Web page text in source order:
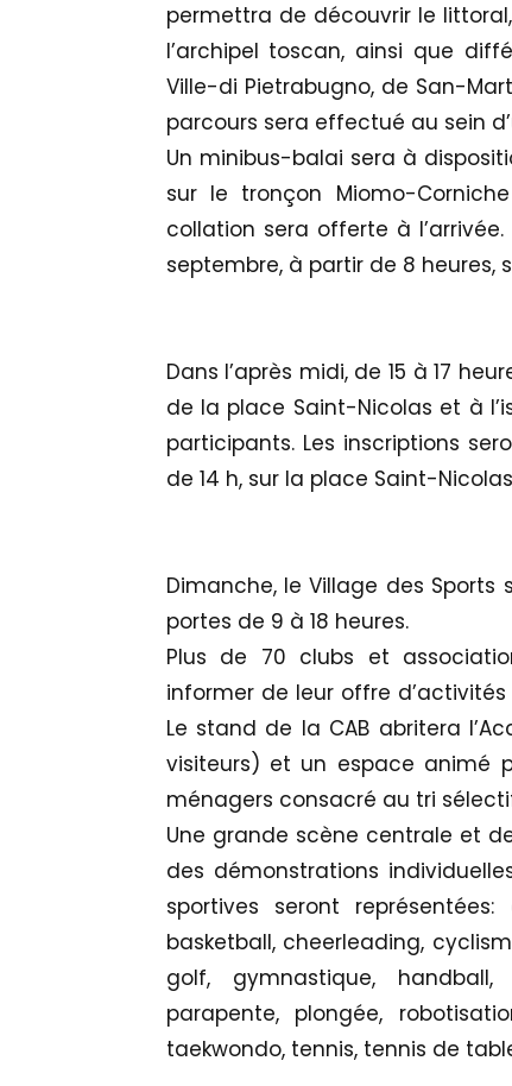
permettra de découvrir le
l’archipel toscan, ainsi que
Ville-di Pietrabugno, de San-
parcours sera effectué au sein
Un minibus-balai sera à
sur le tronçon Miomo-
collation sera offerte à
septembre, à partir de 8 heures,
Dans l’après midi, de 15 à 17
de la place Saint-Nicolas et à
participants. Les inscriptions
de 14 h, sur la place Saint-
Dimanche, le Village des
portes de 9 à 18 heures.
Plus de 70 clubs et
informer de leur offre
Le stand de la CAB abritera
visiteurs) et un espace animé
ménagers consacré au tri
Une grande scène centrale et
des démonstrations
sportives seront
basketball, cheerleading,
golf, gymnastique,
parapente, plongée,
taekwondo, tennis, tennis de